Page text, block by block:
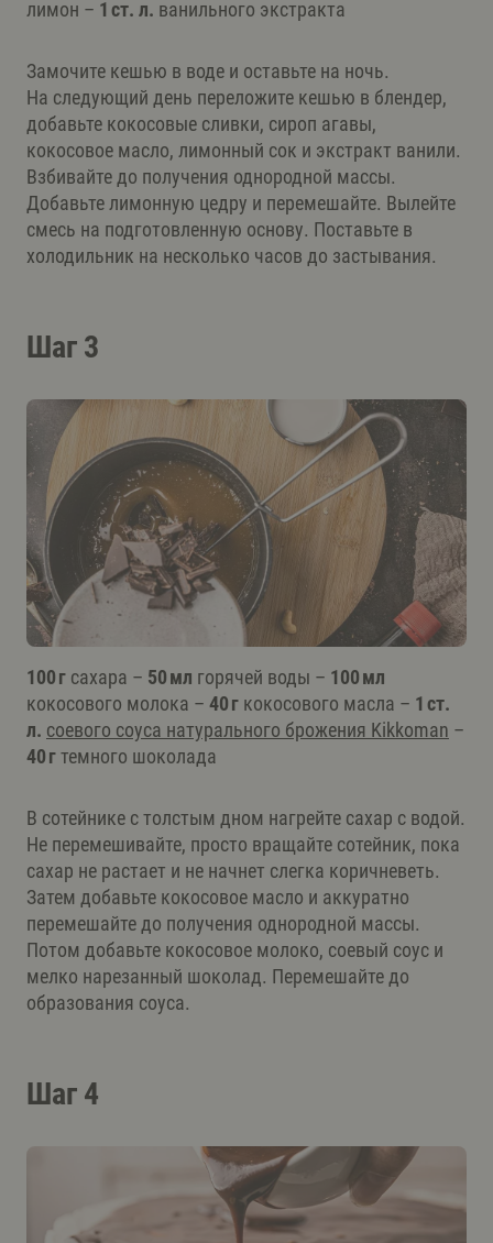
лимон – 1 ст. л. ванильного экстракта
Замочите кешью в воде и оставьте на ночь.
На следующий день переложите кешью в блендер,
добавьте кокосовые сливки, сироп агавы,
кокосовое масло, лимонный сок и экстракт ванили.
Взбивайте до получения однородной массы.
Добавьте лимонную цедру и перемешайте. Вылейте
смесь на подготовленную основу. Поставьте в
холодильник на несколько часов до застывания.
Шаг 3
100 г сахара – 50 мл горячей воды – 100 мл
кокосового молока – 40 г кокосового масла – 1 ст.
л. соевого соуса натурального брожения Kikkoman –
40 гтемного шоколада
В сотейнике с толстым дном нагрейте сахар с водой.
Не перемешивайте, просто вращайте сотейник, пока
сахар не растает и не начнет слегка коричневеть.
Затем добавьте кокосовое масло и аккуратно
перемешайте до получения однородной массы.
Потом добавьте кокосовое молоко, соевый соус и
мелко нарезанный шоколад. Перемешайте до
образования соуса.
Шаг 4